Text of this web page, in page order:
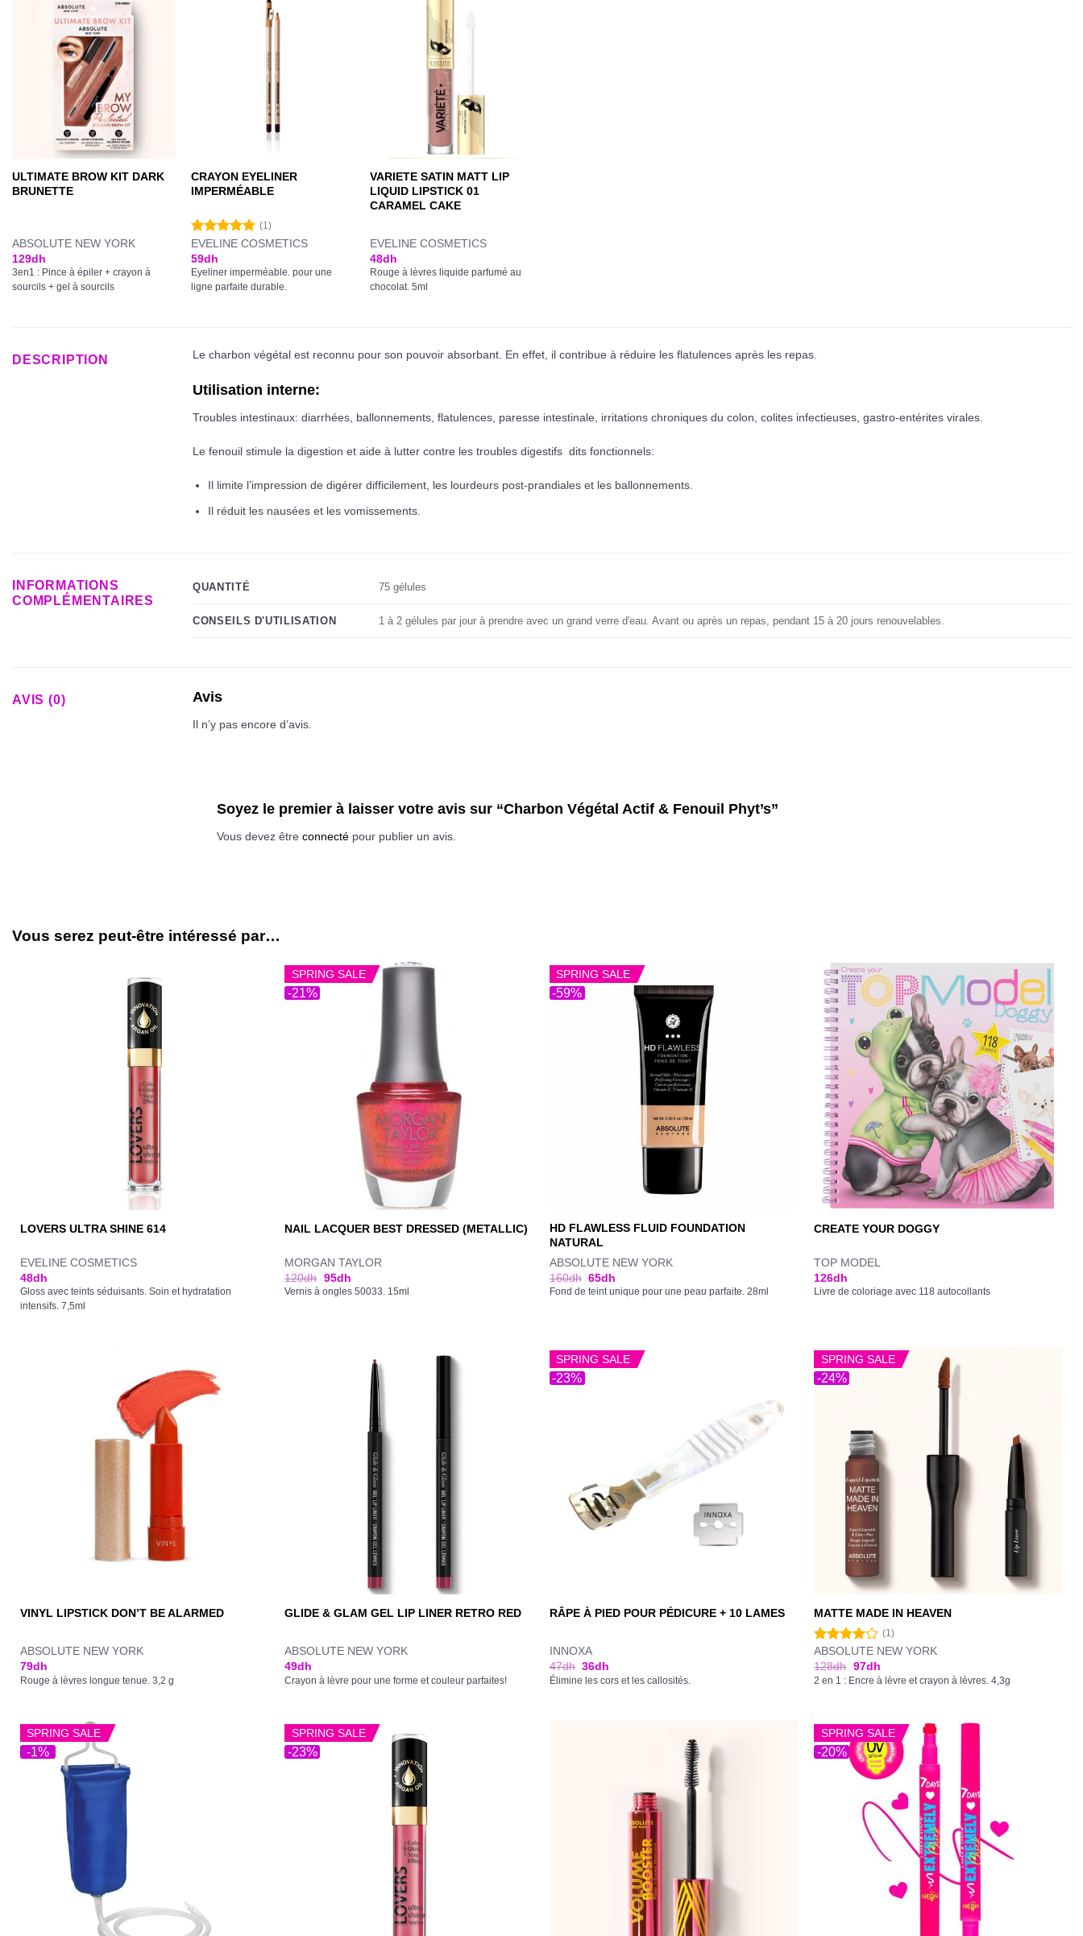
ULTIMATE BROW KIT DARK
BRUNETTE
ABSOLUTE NEW YORK
129dh
3en1 : Pince à épiler + crayon à
sourcils + gel à sourcils
CRAYON EYELINER
IMPERMÉABLE
Note5.00
sur 5
(1)
EVELINE COSMETICS
59dh
Eyeliner imperméable. pour une
ligne parfaite durable.
VARIETE SATIN MATT LIP
LIQUID LIPSTICK 01
CARAMEL CAKE
EVELINE COSMETICS
48dh
Rouge à lèvres liquide parfumé au
chocolat. 5ml
DESCRIPTION Le charbon végétal est reconnu pour son pouvoir absorbant. En effet, il contribue à réduire les flatulences après les repas.
Utilisation interne:
Troubles intestinaux: diarrhées, ballonnements, flatulences, paresse intestinale, irritations chroniques du colon, colites infectieuses, gastro-entérites virales.
Le fenouil stimule la digestion et aide à lutter contre les troubles digestifs dits fonctionnels:
Il limite l’impression de digérer difficilement, les lourdeurs post-prandiales et les ballonnements.
Il réduit les nausées et les vomissements.
INFORMATIONS
COMPLÉMENTAIRES
QUANTITÉ 75 gélules
CONSEILS D'UTILISATION 1 à 2 gélules par jour à prendre avec un grand verre d'eau. Avant ou après un repas, pendant 15 à 20 jours renouvelables.
AVIS (0) Avis
Il n’y pas encore d’avis.
Soyez le premier à laisser votre avis sur “Charbon Végétal Actif & Fenouil Phyt’s”
Vous devez être connecté pour publier un avis.
Vous serez peut-être intéressé par…
LOVERS ULTRA SHINE 614
EVELINE COSMETICS
48dh
Gloss avec teints séduisants. Soin et hydratation
intensifs. 7,5ml
-21%
SPRING SALE
NAIL LACQUER BEST DRESSED (METALLIC)
MORGAN TAYLOR
120dh 95dh
Vernis à ongles 50033. 15ml
-59%
SPRING SALE
HD FLAWLESS FLUID FOUNDATION
NATURAL
ABSOLUTE NEW YORK
160dh 65dh
Fond de teint unique pour une peau parfaite. 28ml
CREATE YOUR DOGGY
TOP MODEL
126dh
Livre de coloriage avec 118 autocollants
VINYL LIPSTICK DON’T BE ALARMED
ABSOLUTE NEW YORK
79dh
Rouge à lèvres longue tenue. 3,2 g
GLIDE & GLAM GEL LIP LINER RETRO RED
ABSOLUTE NEW YORK
49dh
Crayon à lèvre pour une forme et couleur parfaites!
-23%
SPRING SALE
RÂPE À PIED POUR PÉDICURE + 10 LAMES
INNOXA
47dh 36dh
Élimine les cors et les callosités.
-24%
SPRING SALE
MATTE MADE IN HEAVEN
Note
4.00sur
5
(1)
ABSOLUTE NEW YORK
128dh 97dh
2 en 1 : Encre à lèvre et crayon à lèvres. 4,3g
-1%
SPRING SALE
-23%
SPRING SALE
-20%
SPRING SALE